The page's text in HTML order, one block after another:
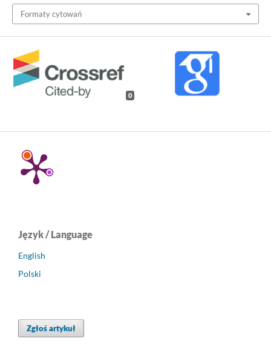
Formaty cytowań
0
Język / Language
English
Polski
Zgłoś artykuł